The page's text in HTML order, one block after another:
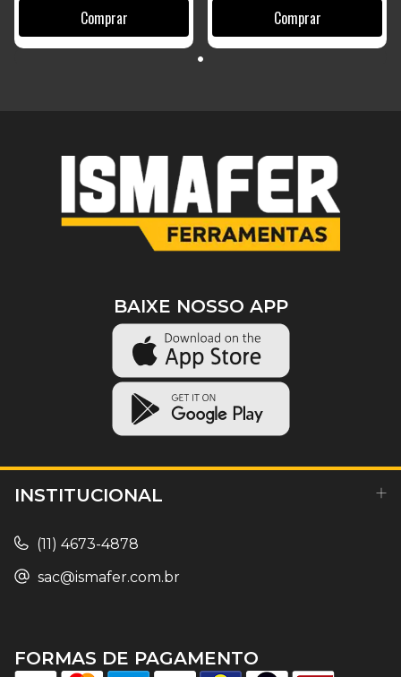
INSTITUCIONAL
(11) 4673-4878
sac@ismafer.com.br
BAIXE NOSSO APP
FORMAS DE PAGAMENTO